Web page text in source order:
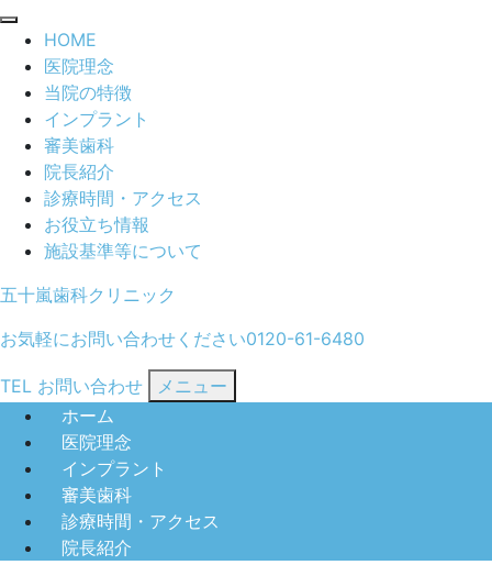
HOME
医院理念
当院の特徴
インプラント
審美歯科
院長紹介
診療時間・アクセス
お役立ち情報
施設基準等について
五十嵐歯科クリニック
お気軽にお問い合わせください0120-61-6480
TEL お問い合わせ
メニュー
ホーム
医院理念
インプラント
審美歯科
診療時間・アクセス
院長紹介